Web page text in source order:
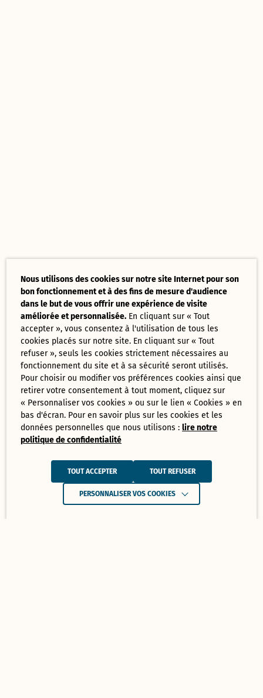
Nous utilisons des cookies sur notre site Internet pour son
bon fonctionnement et à des fins de mesure d'audience
dans le but de vous offrir une expérience de visite
améliorée et personnalisée. En cliquant sur « Tout
accepter », vous consentez à l'utilisation de tous les
cookies placés sur notre site. En cliquant sur « Tout
refuser », seuls les cookies strictement nécessaires au
fonctionnement du site et à sa sécurité seront utilisés.
Pour choisir ou modifier vos préférences cookies ainsi que
retirer votre consentement à tout moment, cliquez sur
« Personnaliser vos cookies » ou sur le lien « Cookies » en
bas d'écran. Pour en savoir plus sur les cookies et les
données personnelles que nous utilisons :lire notre
politique de confidentialité
TOUT ACCEPTER TOUT REFUSER
PERSONNALISER VOS COOKIES